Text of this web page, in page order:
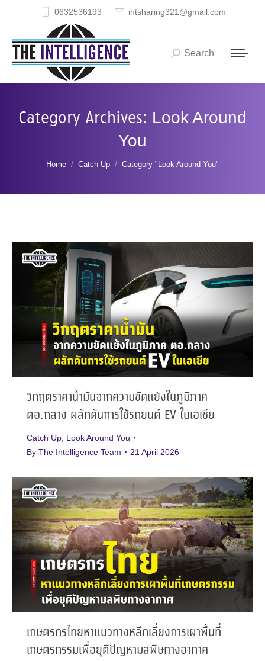
0632536193 intsharing321@gmail.com
Search:
Search
Category Archives: Look Around
You
You are here:
Home Catch Up Category "Look Around You"
วิกฤตราคาน้ำมันจากความขัดแย้งในภูมิภาค
ตอ.กลาง ผลักดันการใช้รถยนต์ EV ในเอเชีย
Catch Up Look Around You
By The Intelligence Team 21 April 2026
เกษตรกรไทยหาแนวทางหลีกเลี่ยงการเผาพื้นที่
เกษตรกรรมเพื่อยุติปัญหามลพิษทางอากาศ